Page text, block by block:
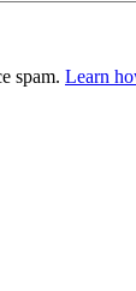
spam. Learn